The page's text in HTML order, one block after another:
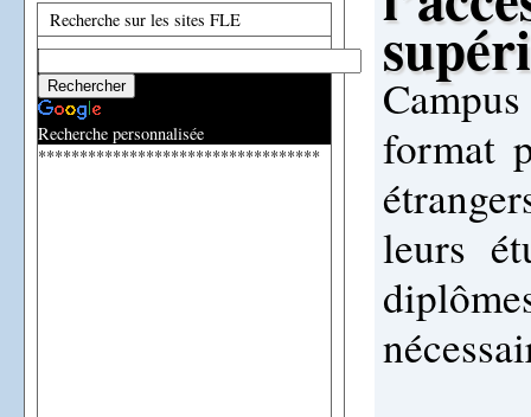
Recherche sur les sites FLE
Recherche personnalisée
**********************************
format
leurs